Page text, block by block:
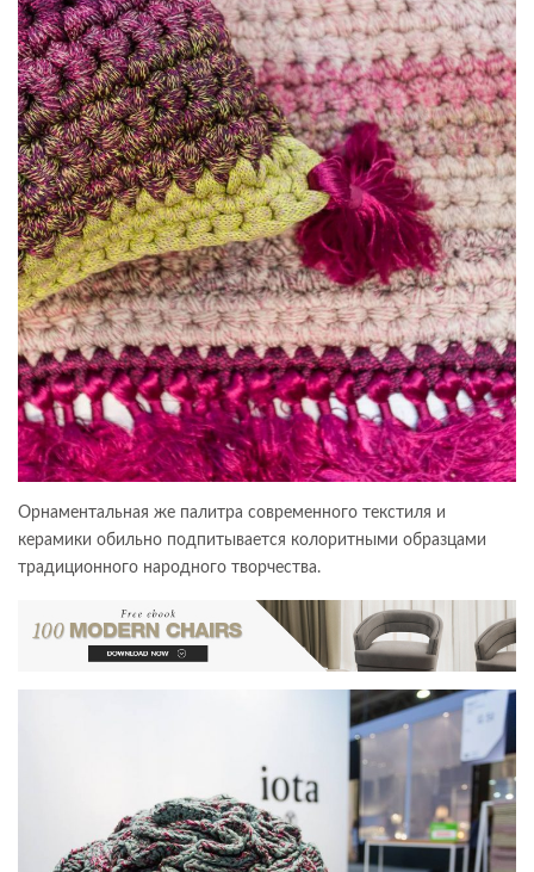
Орнаментальная же палитра современного текстиля и
керамики обильно подпитывается колоритными образцами
традиционного народного творчества.